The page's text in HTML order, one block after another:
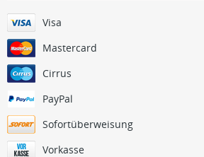
Visa
Mastercard
Cirrus
PayPal
Sofortüberweisung
Vorkasse